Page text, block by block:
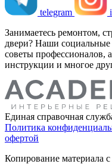
telegram
Занимаетесь ремонтом,
двери? Наши социальные
советы профессионалов,
инструкции и многое
Единая справочная
Политика
офертой
Копирование материала